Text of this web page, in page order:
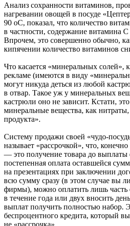
Анализ сохранности витаминов,
нагревании овощей в посуде
90 оС, показал, что количество
в частности, содержание витамина
Впрочем, это совершенно обычно,
кипячении количество витаминов
Что касается «минеральных солей»,
рекламе (имеются в виду
могут никуда деться из любой
в отвар. Такое уж у минеральных
кастрюли оно не зависит. Кстати,
минеральные вещества, как
продукта».
Систему продажи своей «чудо-
называет «рассрочкой», что,
— это получение товара до выплаты
постепенная оплата оставшейся
на презентациях при заключении
всю сумму сразу (в этом случае вы
фирмы), можно оплатить лишь часть
в течение года или двух вносить
выплат получить полностью набор.
беспроцентного кредита, который
не «рассрочка».